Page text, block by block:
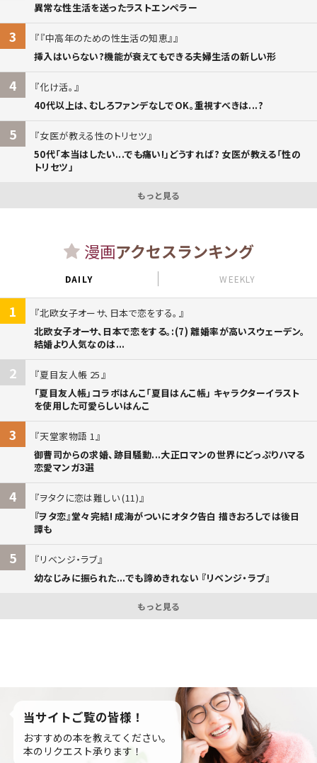
異常な性生活を送ったラストエンペラー
3
『中高年のための性生活の知恵』
挿入はいらない?機能が衰えてもできる夫婦生活の新しい形
4
化け活。
40代以上は、むしろファンデなしでOK。重視すべきは...?
5
女医が教える性のトリセツ
50代「本当はしたい...でも痛い!」どうすれば? 女医が教える「性の
トリセツ」
もっと見る
漫画アクセスランキング
DAILY WEEKLY
1
北欧女子オーサ、日本で恋をする。
北欧女子オーサ、日本で恋をする。:(7) 離婚率が高いスウェーデン。
結婚より人気なのは...
2
夏目友人帳 25
「夏目友人帳」コラボはんこ「夏目はんこ帳」 キャラクターイラスト
を使用した可愛らしいはんこ
3
天堂家物語 1
御曹司からの求婚、跡目騒動...大正ロマンの世界にどっぷりハマる
恋愛マンガ3選
4
ヲタクに恋は難しい (11)
『ヲタ恋』堂々完結! 成海がついにオタク告白 描きおろしでは後日
譚も
5
リベンジ・ラブ
幼なじみに振られた...でも諦めきれない 『リベンジ・ラブ』
もっと見る
当サイトご覧の皆様！
おすすめの本を教えてください。
本のリクエスト承ります！